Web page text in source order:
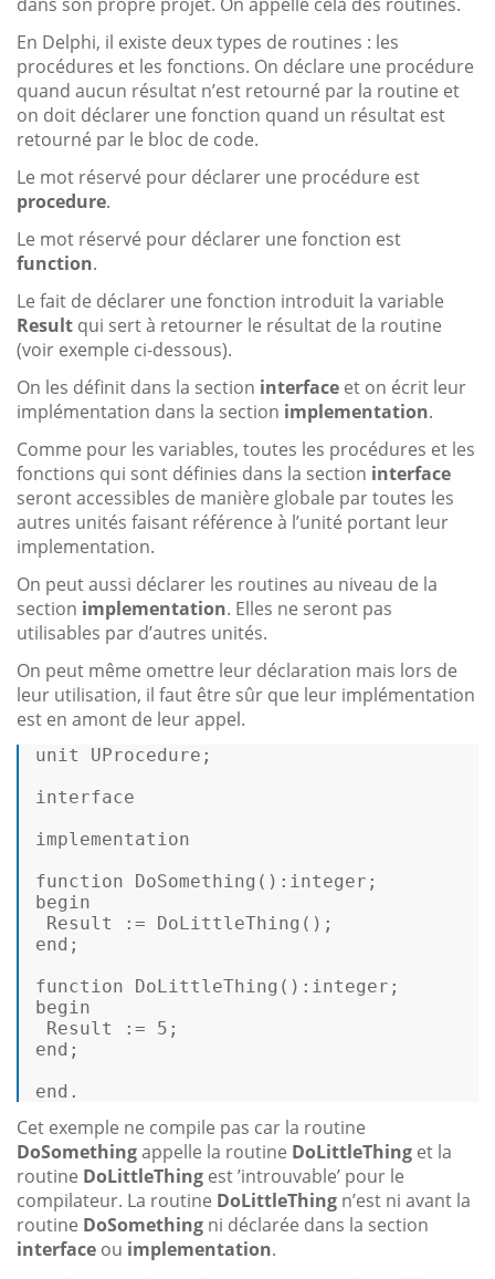
En Delphi, il existe deux types de routines : les
procédures et les fonctions. On déclare une procédure
quand aucun résultat n’est retourné par la routine et
on doit déclarer une fonction quand un résultat est
retourné par le bloc de code.
Le mot réservé pour déclarer une procédure est
procedure.
Le mot réservé pour déclarer une fonction est
function.
Le fait de déclarer une fonction introduit la variable
Result qui sert à retourner le résultat de la routine
(voir exemple ci-dessous).
On les définit dans la section interface et on écrit leur
implémentation dans la section implementation.
Comme pour les variables, toutes les procédures et les
fonctions qui sont définies dans la section interface
seront accessibles de manière globale par toutes les
autres unités faisant référence à l’unité portant leur
implementation.
On peut aussi déclarer les routines au niveau de la
section implementation. Elles ne seront pas
utilisables par d’autres unités.
On peut même omettre leur déclaration mais lors de
leur utilisation, il faut être sûr que leur implémentation
est en amont de leur appel.
unit UProcedure;
interface
implementation
function DoSomething(): integer
begin
Result
: =
end ;
function DoLittleThing(): integer
begin
Result
: = 5
end ;
end.
Cet exemple ne compile pas car la routine
DoSomethingappelle la routine DoLittleThing et la
routine DoLittleThing est ’introuvable’ pour le
compilateur. La routine DoLittleThing n’est ni avant la
routine DoSomething ni déclarée dans la section
interface ou implementation.